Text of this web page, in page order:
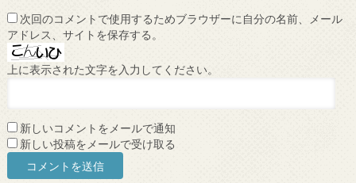
次回のコメントで使用するためブラウザーに自分の名前、メール
アドレス、サイトを保存する。
上に表示された文字を入力してください。
新しいコメントをメールで通知
新しい投稿をメールで受け取る